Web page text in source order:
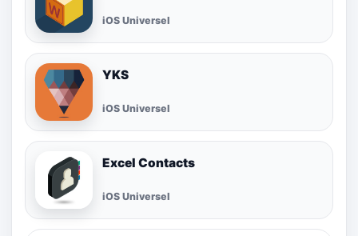
iOS Universel
YKS
iOS Universel
Excel Contacts
iOS Universel